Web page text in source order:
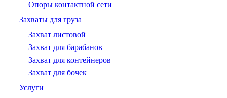
Опоры контактной сети
Захваты для груза
Захват листовой
Захват для барабанов
Захват для контейнеров
Захват для бочек
Услуги